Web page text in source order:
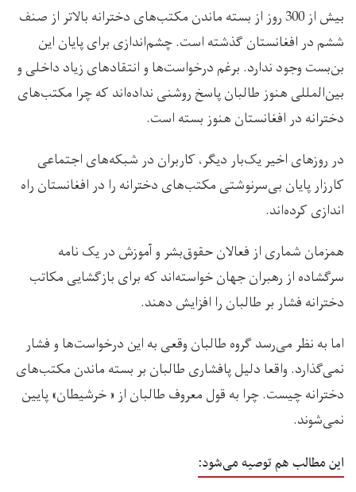
بیش از 300 روز از بسته ماندن مکتب‌های دخترانه بالاتر از صنف
ششم در افغانستان گذشته است. چشم‌اندازی برای پایان این
بن‌بست وجود ندارد. برغم درخواست‌ها و انتقادهای زیاد داخلی و
بین‌المللی هنوز طالبان پاسخ روشنی نداده‌اند که چرا مکتب‌های
دخترانه در افغانستان هنوز بسته است.
در روزهای اخیر یک‌بار دیگر، کاربران در شبکه‌های اجتماعی
کارزار پایان بی‌سرنوشتی مکتب‌های دخترانه را در افغانستان راه
اندازی کرده‌اند.
همزمان شماری از فعالان حقوق‌بشر و آموزش در یک نامه
سرگشاده از رهبران جهان خواسته‌اند که برای بازگشایی مکاتب
دخترانه فشار بر طالبان را افزایش دهند.
اما به نظر می‌رسد گروه طالبان وقعی به این درخواست‌ها و فشار
نمی‌گذارد. واقعا دلیل پافشاری طالبان بر بسته ماندن مکتب‌های
دخترانه چیست. چرا به قول معروف طالبان از « خرشیطان» پایین
نمی‌شوند.
این مطالب هم توصیه می‌شود: